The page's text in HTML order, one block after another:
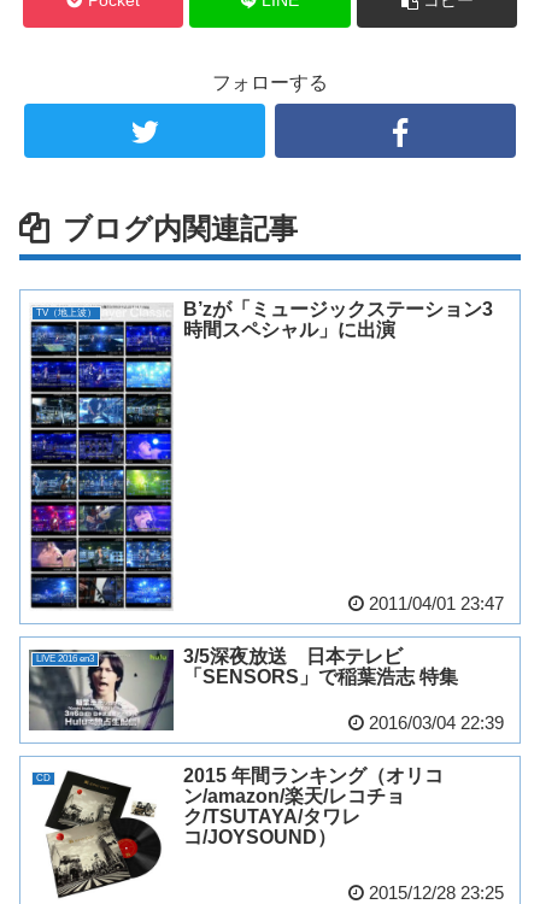
フォローする
ブログ内関連記事
TV（地上波）
B’zが「ミュージックステーション3
時間スペシャル」に出演
2011/04/01 23:47
LIVE 2016 en3
3/5深夜放送 日本テレビ
「SENSORS」で稲葉浩志 特集
2016/03/04 22:39
CD
2015 年間ランキング（オリコ
ン/amazon/楽天/レコチョ
ク/TSUTAYA/タワレ
コ/JOYSOUND）
2015/12/28 23:25